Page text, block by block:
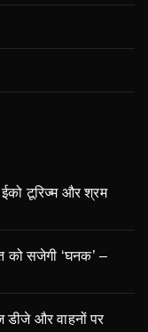
टूरिज्म और श्रम
को सजेगी ‘घनक’ –
डीजे और वाहनों पर